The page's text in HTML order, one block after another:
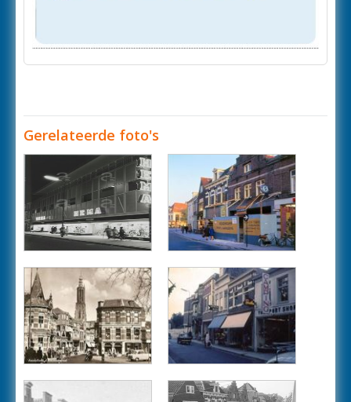
Gerelateerde foto's